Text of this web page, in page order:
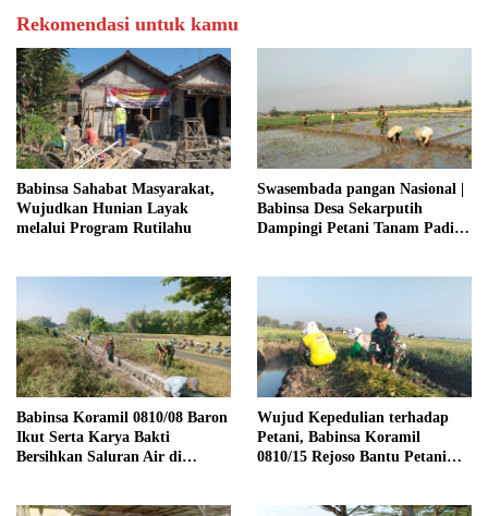
Rekomendasi untuk kamu
Babinsa Sahabat Masyarakat,
Wujudkan Hunian Layak
melalui Program Rutilahu
Swasembada pangan Nasional |
Babinsa Desa Sekarputih
Dampingi Petani Tanam Padi,
Babinsa Koramil 0810/08 Baron
Ikut Serta Karya Bakti
Bersihkan Saluran Air di
Wujud Kepedulian terhadap
Petani, Babinsa Koramil
0810/15 Rejoso Bantu Petani